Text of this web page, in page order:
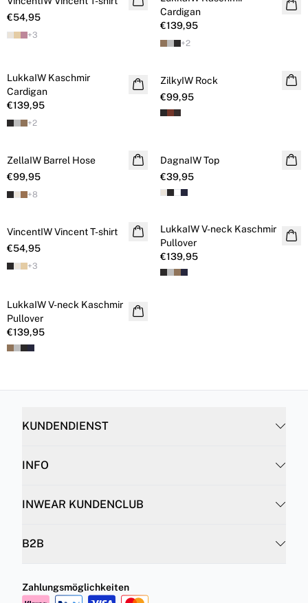
€54,95
+3
Cardigan
€139,95
+2
Kaschmir
LukkaIW Kaschmir
Cardigan
€139,95
+2
ZilkyIW Rock
€99,95
ZellaIW Barrel Hose
€99,95
+8
DagnaIW Top
€39,95
VincentIW Vincent T-shirt
€54,95
+3
Kaschmir
LukkaIW V-neck Kaschmir
Pullover
€139,95
Kaschmir
LukkaIW V-neck Kaschmir
Pullover
€139,95
KUNDENDIENST
INFO
INWEAR KUNDENCLUB
B2B
Zahlungsmöglichkeiten